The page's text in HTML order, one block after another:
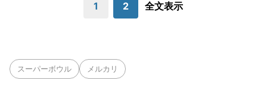
1 2 全文表示
スーパーボウル メルカリ